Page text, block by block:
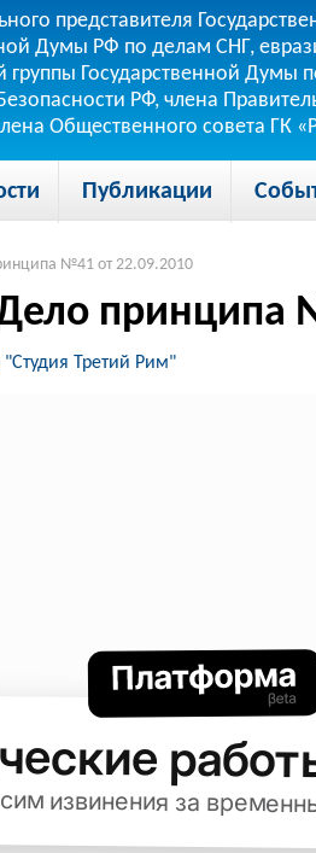
представителя
Думы РФ по делам СНГ,
группы Государственной
РФ, члена
Общественного совета ГК
Публикации
№41 от 22.09.2010
принципа
Третий Рим"